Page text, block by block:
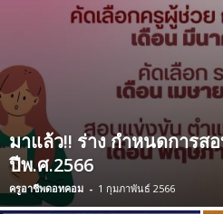
มาแล้ว!! ร่าง กำหนดการส
ปีพ.ศ.2566
ครูอาชีพดอทคอม - 1 กุมภาพันธ์ 2566